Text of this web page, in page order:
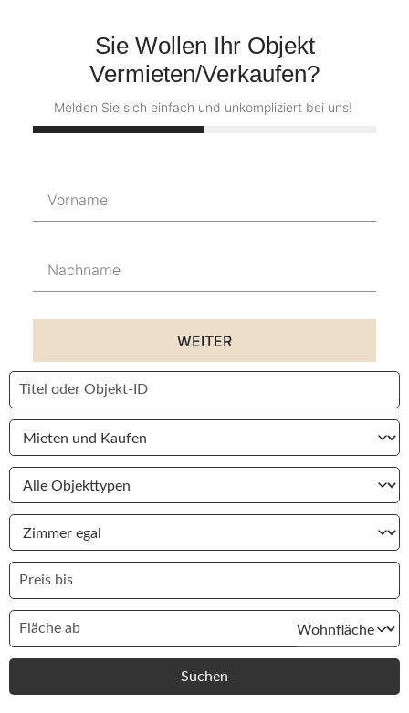
Sie Wollen Ihr Objekt
Vermieten/Verkaufen?
Melden Sie sich einfach und unkompliziert bei uns!
WEITER
Suchen